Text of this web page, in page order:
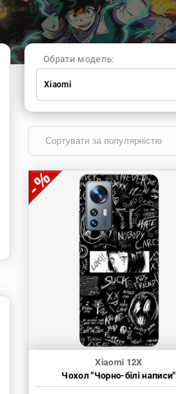
Обрати модель:
Xiaomi
Samsung
Huawei
Realme
TECNO
OnePlus
Google
Infinix
Sony
Motorola
Xiaomi 12X
Чохол "Чорно-білі написи"